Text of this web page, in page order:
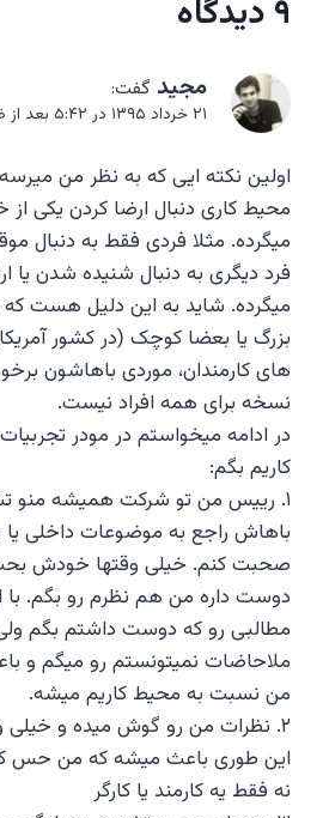
۹ دیدگاه
مجید گفت:
۲۱ خرداد ۱۳۹۵ در ۵:۴۲ بعد از ظهر
اولین نکته ایی که به نظر من
محیط کاری دنبال ارضا کردن یکی
میگرده. مثلا فردی فقط به دنبال
فرد دیگری به دنبال شنیده شدن
میگرده. شاید به این دلیل هست که
بزرگ یا بعضا کوچک (در کشور
های کارمندان، موردی باهاشون
نسخه برای همه افراد نیست.
در ادامه میخواستم در مودر
کاریم بگم:
۱. رییس من تو شرکت همیشه منو
باهاش راجع به موضوعات داخلی
صحبت کنم. خیلی وقتها خودش
دوست داره من هم نظرم رو بگم. با
مطالبی رو که دوست داشتم بگم
ملاحاضات نمیتونستم رو میگم و
من نسبت به محیط کاریم میشه.
۲. نظرات من رو گوش میده و خیلی
این طوری باعث میشه که من حس
نه فقط یه کارمند یا کارگر